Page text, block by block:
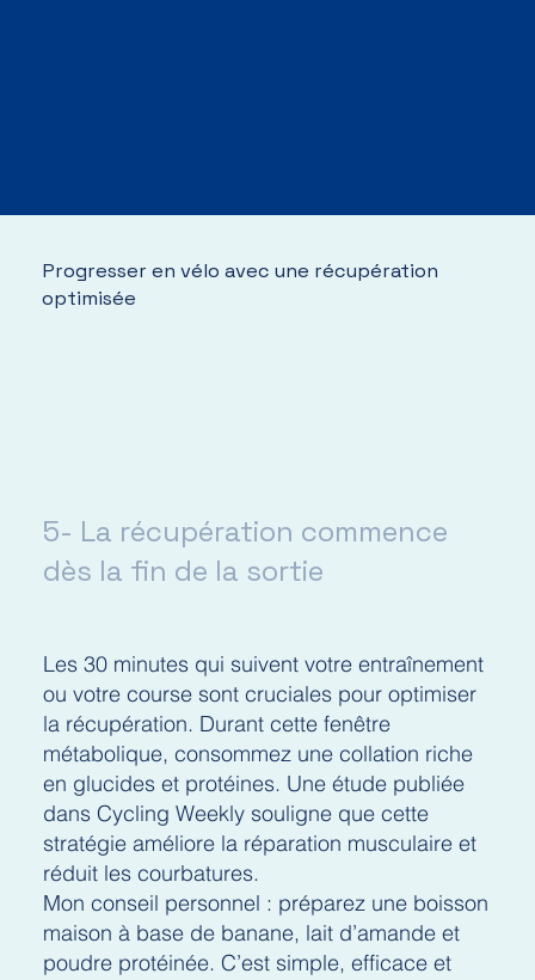
Progresser en vélo avec une récupération
optimisée
5- La récupération commence
dès la fin de la sortie
Les 30 minutes qui suivent votre entraînement
ou votre course sont cruciales pour optimiser
la récupération. Durant cette fenêtre
métabolique, consommez une collation riche
en glucides et protéines. Une étude publiée
dans Cycling Weekly souligne que cette
stratégie améliore la réparation musculaire et
réduit les courbatures.
Mon conseil personnel : préparez une boisson
maison à base de banane, lait d’amande et
poudre protéinée. C’est simple, efficace et